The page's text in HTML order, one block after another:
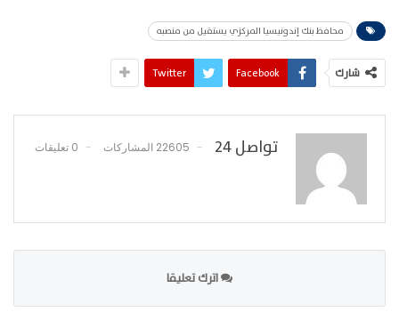
محافظ بنك إندونيسيا المركزي يستقيل من منصبه
شارك Facebook
Twitter
تواصل 24 22605 المشاركات 0 تعليقات
اترك تعليقا